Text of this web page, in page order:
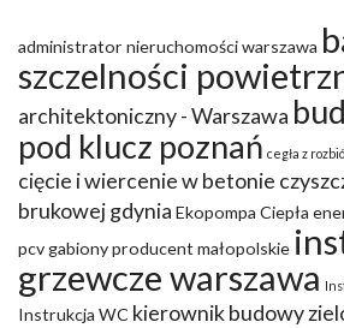
administrator nieruchomości warszawa
szczelności
architektoniczny - Warszawa
pod klucz poznań cegła z
cięcie i wiercenie w betonie
brukowej gdynia Ekopompa Ciepła
pcvgabiony producent małopolskie
grzewcze warszawa
Instrukcja WC kierownik budowy